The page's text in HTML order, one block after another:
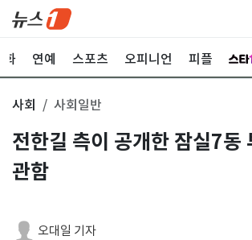
화 연예 스포츠 오피니언 피플
사회 사회일반
전한길 측이 공개한 잠실7동
관함
오대일 기자